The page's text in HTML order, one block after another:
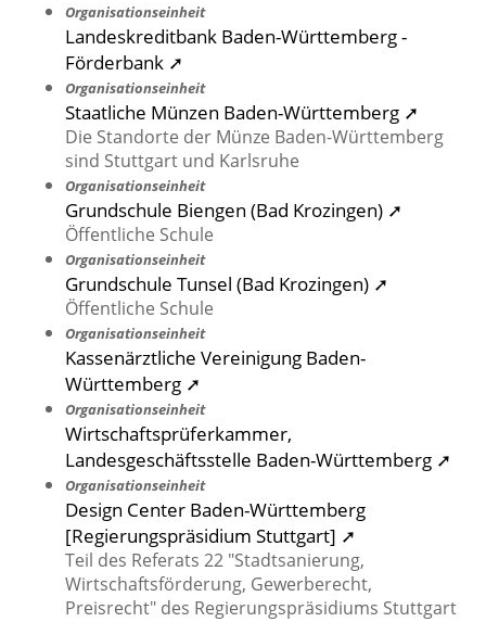
Organisationseinheit
Landeskreditbank Baden-Württemberg -
Förderbank ➚
Organisationseinheit
Staatliche Münzen Baden-Württemberg ➚
Die Standorte der Münze Baden-Württemberg
sind Stuttgart und Karlsruhe
Organisationseinheit
Grundschule Biengen (Bad Krozingen) ➚
Öffentliche Schule
Organisationseinheit
Grundschule Tunsel (Bad Krozingen) ➚
Öffentliche Schule
Organisationseinheit
Kassenärztliche Vereinigung Baden-
Württemberg ➚
Organisationseinheit
Wirtschaftsprüferkammer,
Landesgeschäftsstelle Baden-Württemberg ➚
Organisationseinheit
Design Center Baden-Württemberg
[Regierungspräsidium Stuttgart] ➚
Teil des Referats 22 "Stadtsanierung,
Wirtschaftsförderung, Gewerberecht,
Preisrecht" des Regierungspräsidiums Stuttgart